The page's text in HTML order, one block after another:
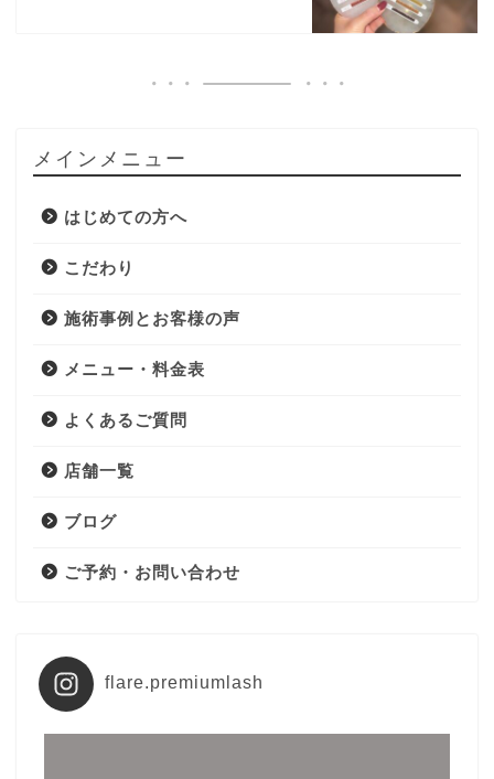
メインメニュー
はじめての方へ
こだわり
施術事例とお客様の声
メニュー・料金表
よくあるご質問
店舗一覧
ブログ
ご予約・お問い合わせ
flare.premiumlash